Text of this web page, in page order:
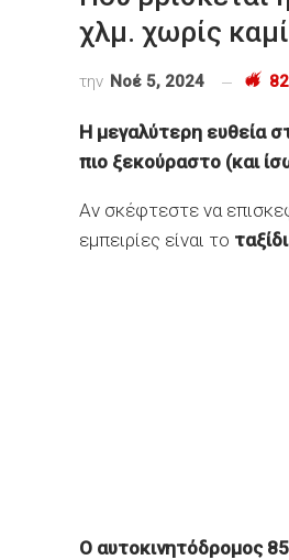
χλμ. χωρίς
την Νοέ 5, 2024
Η μεγαλύτερη ευθεία
πιο ξεκούραστο (και
Αν σκέφτεστε να
εμπειρίες είναι το
Ο αυτοκινητόδρομος